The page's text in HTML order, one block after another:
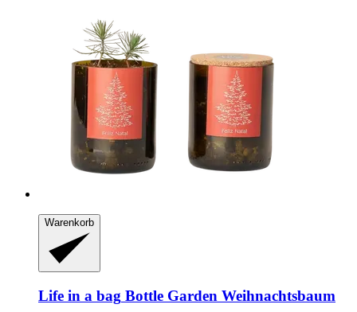
Warenkorb
Life in a bag Bottle Garden Weihnachtsbaum